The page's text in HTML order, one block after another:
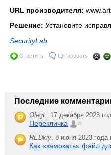
URL производителя:
Решение: Установите
SecurityLab
Ответить Цитировать
Последние
OlegL 17 декабря 2023
Перекличка 21
REDkiy 8 июня 2023 года
Как «замокать» файл